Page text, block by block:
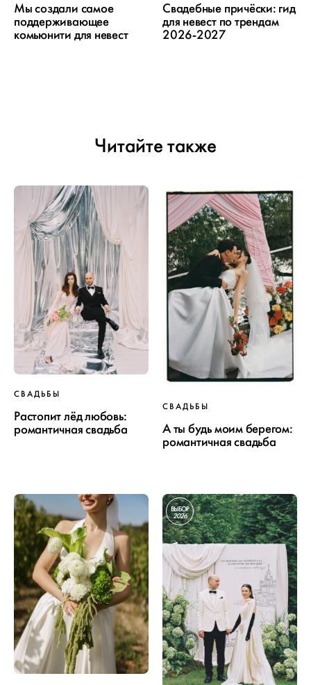
Мы создали самое
поддерживающее
комьюнити для невест
Свадебные причёски: гид
для невест по трендам
2026-2027
Читайте также
СВАДЬБЫ
Растопит лёд любовь:
романтичная свадьба
СВАДЬБЫ
А ты будь моим берегом:
романтичная свадьба
ВЫБОР
2026